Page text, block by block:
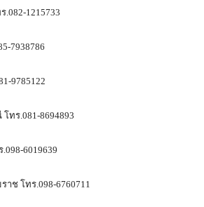
1215733
7938786
9785122
ทร.081-8694893
6019639
ช โทร.098-6760711